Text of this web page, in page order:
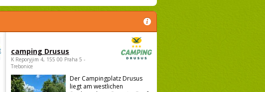
camping Drusus
K Reporyjim 4, 155 00 Praha 5 -
Trebonice
Der Campingplatz Drusus
liegt am westlichen